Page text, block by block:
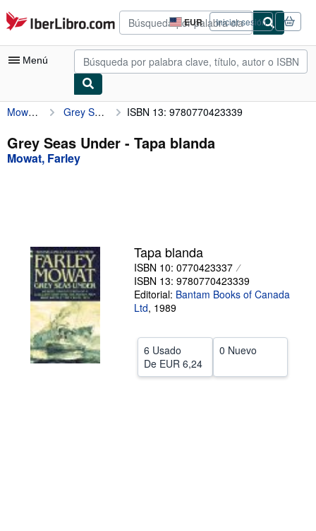
Pasar al contenido principal
IberLibro.com EUR
Preferencias
de
compra
del
Iniciar sesión
Menú
Mi cuenta
Consultar mis pedidos
Búsqueda avanzada
Vendedores
Comenzar a vender
Ayuda
CERRAR
Mowat, Farley Grey Seas Under ISBN 13: 9780770423339
Grey Seas Under - Tapa blanda
Mowat, Farley
Tapa blanda
ISBN 10: 0770423337
ISBN 13: 9780770423339
Editorial: Bantam Books of Canada
Ltd, 1989
6 Usado
De EUR 6,24
0 Nuevo